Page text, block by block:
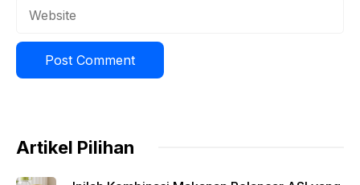
Artikel Pilihan